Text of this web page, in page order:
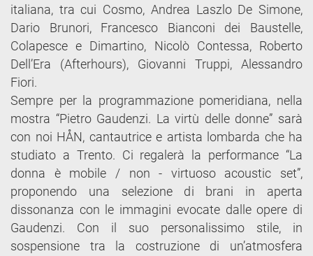
italiana, tra cui Cosmo, Andrea Laszlo De Simone,
Dario Brunori, Francesco Bianconi dei Baustelle,
Colapesce e Dimartino, Nicolò Contessa, Roberto
Dell’Era (Afterhours), Giovanni Truppi, Alessandro
Fiori.
Sempre per la programmazione pomeridiana, nella
mostra “Pietro Gaudenzi. La virtù delle donne” sarà
con noi HÅN, cantautrice e artista lombarda che ha
studiato a Trento. Ci regalerà la performance “La
donna è mobile / non - virtuoso acoustic set”,
proponendo una selezione di brani in aperta
dissonanza con le immagini evocate dalle opere di
Gaudenzi. Con il suo personalissimo stile, in
sospensione tra la costruzione di un’atmosfera